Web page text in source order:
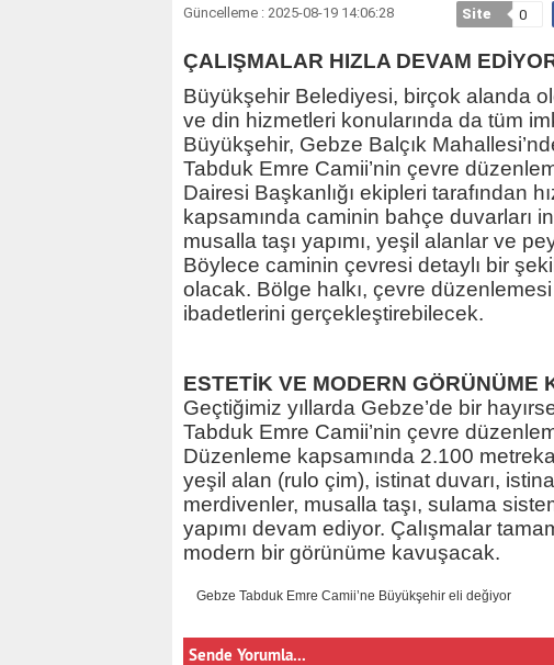
Güncelleme : 2025-08-19 14:06:28 Site 0
ÇALIŞMALAR HIZLA DEVAM
Büyükşehir Belediyesi, birçok alanda
ve din hizmetleri konularında da tüm
Büyükşehir, Gebze Balçık
Tabduk Emre Camii’nin çevre
Dairesi Başkanlığı ekipleri tarafından
kapsamında caminin bahçe duvarları
musalla taşı yapımı, yeşil alanlar ve
Böylece caminin çevresi detaylı bir
olacak. Bölge halkı, çevre
ibadetlerini gerçekleştirebilecek.
ESTETİK VE MODERN GÖRÜNÜME
Geçtiğimiz yıllarda Gebze’de bir
Tabduk Emre Camii’nin çevre
Düzenleme kapsamında 2.100
yeşil alan (rulo çim), istinat duvarı,
merdivenler, musalla taşı, sulama
yapımı devam ediyor. Çalışmalar
modern bir görünüme kavuşacak.
Gebze Tabduk Emre Camii’ne Büyükşehir eli değiyor
Sende Yorumla...